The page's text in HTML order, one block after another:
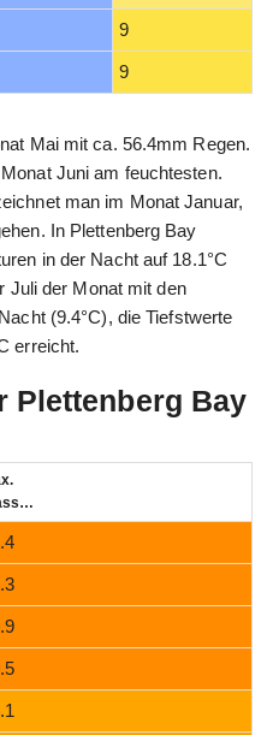
9
9
Mai mit ca. 56.4mm Regen.
Juni am feuchtesten.
man im Monat Januar,
In Plettenberg Bay
in der Nacht auf 18.1°C
Juli der Monat mit den
(9.4°C), die Tiefstwerte
erreicht.
Plettenberg Bay
Wassertemperatur (°C)